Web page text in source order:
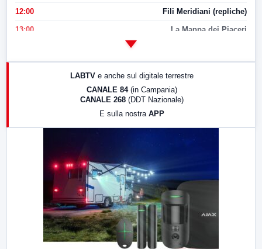
12:00 Fili Meridiani (repliche)
13:00 La Mappa dei Piaceri
LABTV e anche sul digitale terrestre
CANALE 84 (in Campania)
CANALE 268 (DDT Nazionale)
E sulla nostra APP